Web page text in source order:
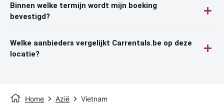
Binnen welke termijn wordt mijn boeking
bevestigd?
Welke aanbieders vergelijkt Carrentals.be op deze
locatie?
Home Azië Vietnam